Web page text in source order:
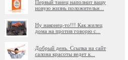
Первый танец наполнит вашу
новую жизнь положительн
Ну наконец-то!!! Как жилец
дома на против говорю с
Добрый день. Ссылка на сайт
салона красоты ведет к